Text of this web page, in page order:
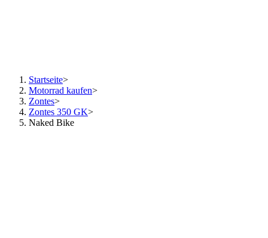
Startseite>
Motorrad kaufen>
Zontes>
Zontes 350 GK>
Naked Bike